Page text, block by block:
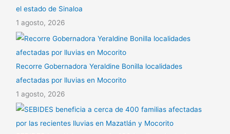
el estado de Sinaloa
1 agosto, 2026
Recorre Gobernadora Yeraldine Bonilla localidades
afectadas por lluvias en Mocorito
1 agosto, 2026